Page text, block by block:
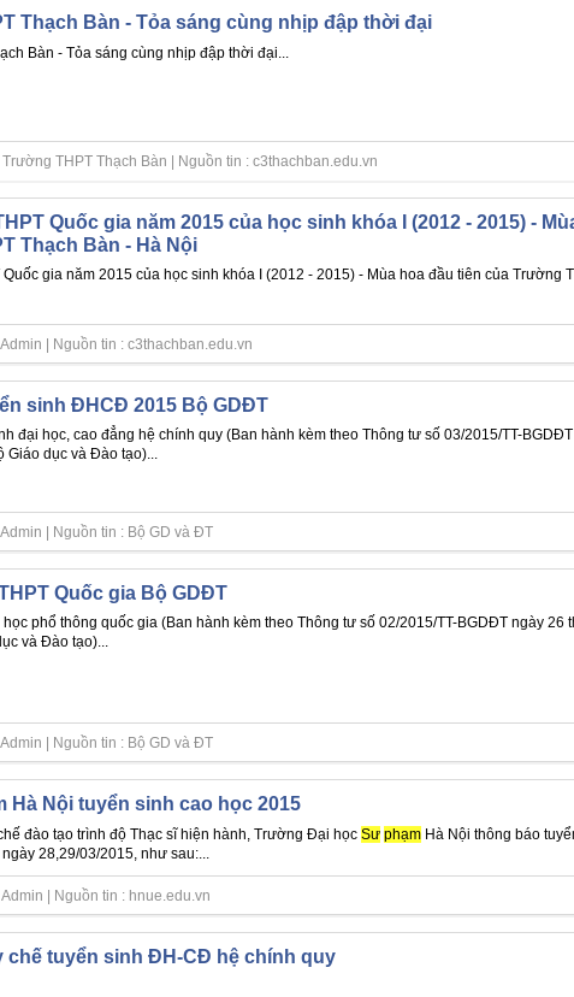
Thạch Bàn - Tỏa sáng cùng nhịp đập thời đại
Bàn - Tỏa sáng cùng nhịp đập thời đại...
THPT Thạch Bàn | Nguồn tin : c3thachban.edu.vn
Quốc gia năm 2015 của học sinh khóa I (2012 - 2015) -
Thạch Bàn - Hà Nội
Quốc gia năm 2015 của học sinh khóa I (2012 - 2015) - Mùa hoa đầu tiên của Trường
| Nguồn tin : c3thachban.edu.vn
sinh ĐHCĐ 2015 Bộ GDĐT
đại học, cao đẳng hệ chính quy (Ban hành kèm theo Thông tư số 03/2015/TT-
Giáo dục và Đào tạo)...
| Nguồn tin : Bộ GD và ĐT
Quốc gia Bộ GDĐT
phổ thông quốc gia (Ban hành kèm theo Thông tư số 02/2015/TT-BGDĐT ngày 26
và Đào tạo)...
| Nguồn tin : Bộ GD và ĐT
Hà Nội tuyển sinh cao học 2015
đào tạo trình độ Thạc sĩ hiện hành, Trường Đại học Sư phạmHà Nội thông báo
28,29/03/2015, như sau:...
| Nguồn tin : hnue.edu.vn
chế tuyển sinh ĐH-CĐ hệ chính quy